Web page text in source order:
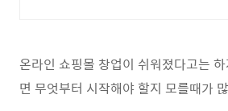
온라인 쇼핑몰 창업이 쉬워졌다고는
면 무엇부터 시작해야 할지 모를때가